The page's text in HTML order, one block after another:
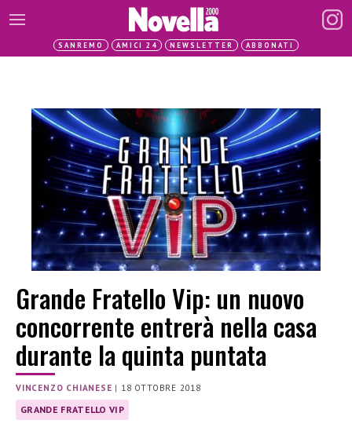
SANREMO AMICI 24 NEWSLETTER ABBONATI
Grande Fratello Vip: un nuovo
concorrente entrerà nella casa
durante la quinta puntata
VINCENZO CHIANESE | 18 OTTOBRE 2018
GRANDE FRATELLO VIP